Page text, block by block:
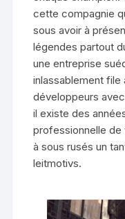
cette compagnie
sous avoir à
légendes partout
une entreprise
inlassablement file
développeurs
il existe des
professionnelle
à sous rusés un
leitmotivs.